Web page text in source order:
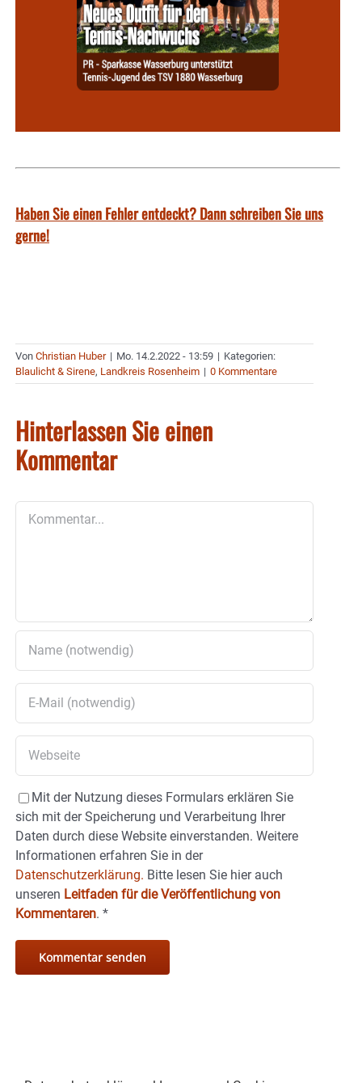
Haben Sie einen Fehler entdeckt? Dann schreiben Sie uns
gerne!
Von Christian Huber | Mo. 14.2.2022 - 13:59 | Kategorien:
Blaulicht & Sirene, Landkreis Rosenheim | 0 Kommentare
Hinterlassen Sie einen
Kommentar
Mit der Nutzung dieses Formulars erklären Sie
sich mit der Speicherung und Verarbeitung Ihrer
Daten durch diese Website einverstanden. Weitere
Informationen erfahren Sie in der
Datenschutzerklärung. Bitte lesen Sie hier auch
unseren Leitfaden für die Veröffentlichung von
Kommentaren. *